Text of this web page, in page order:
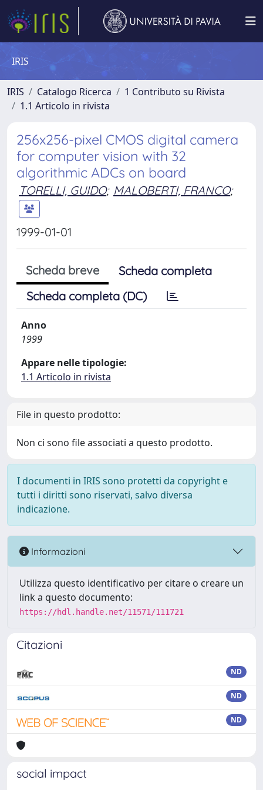
IRIS
IRIS Catalogo Ricerca
1 Contributo su Rivista
1.1 Articolo in rivista
256x256-pixel CMOS digital camera
for computer vision with 32
algorithmic ADCs on board
TORELLI, GUIDO; MALOBERTI, FRANCO;
1999-01-01
Scheda breve
Scheda completa
Scheda completa (DC)
Anno
1999
Appare nelle tipologie:
1.1 Articolo in rivista
File in questo prodotto:
Non ci sono file associati a questo prodotto.
I documenti in IRIS sono protetti da copyright e
tutti i diritti sono riservati, salvo diversa
indicazione.
Informazioni
Utilizza questo identificativo per citare o creare un
link a questo documento:
https://hdl.handle.net/11571/111721
Citazioni
ND
ND
ND
social impact